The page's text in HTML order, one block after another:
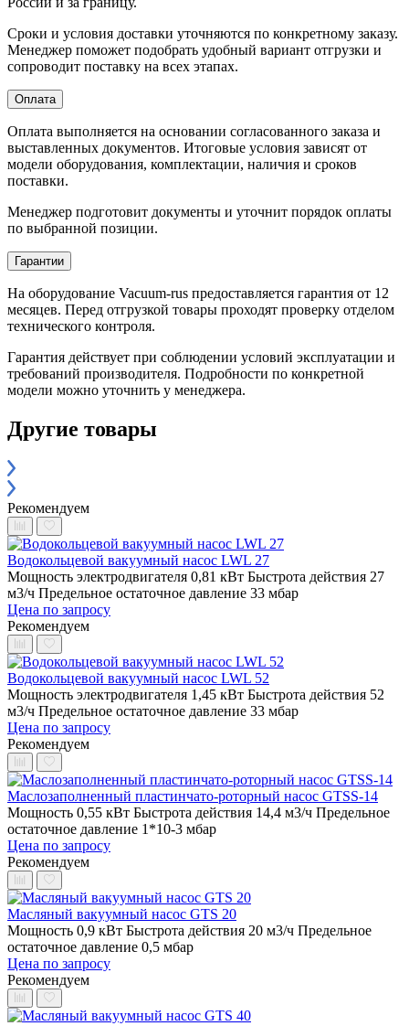
Сроки и условия доставки уточняются по конкретному заказу.
Менеджер поможет подобрать удобный вариант отгрузки и
сопроводит поставку на всех этапах.
Оплата
Оплата выполняется на основании согласованного заказа и
выставленных документов. Итоговые условия зависят от
модели оборудования, комплектации, наличия и сроков
поставки.
Менеджер подготовит документы и уточнит порядок оплаты
по выбранной позиции.
Гарантии
На оборудование Vacuum-rus предоставляется гарантия от 12
месяцев. Перед отгрузкой товары проходят проверку отделом
технического контроля.
Гарантия действует при соблюдении условий эксплуатации и
требований производителя. Подробности по конкретной
модели можно уточнить у менеджера.
Другие товары
Рекомендуем
Водокольцевой вакуумный насос LWL 27
Мощность электродвигателя 0,81 кВт Быстрота действия 27
м3/ч Предельное остаточное давление 33 мбар
Цена по запросу
Рекомендуем
Водокольцевой вакуумный насос LWL 52
Мощность электродвигателя 1,45 кВт Быстрота действия 52
м3/ч Предельное остаточное давление 33 мбар
Цена по запросу
Рекомендуем
Маслозаполненный пластинчато-роторный насос GTSS-14
Мощность 0,55 кВт Быстрота действия 14,4 м3/ч Предельное
остаточное давление 1*10-3 мбар
Цена по запросу
Рекомендуем
Масляный вакуумный насос GTS 20
Мощность 0,9 кВт Быстрота действия 20 м3/ч Предельное
остаточное давление 0,5 мбар
Цена по запросу
Рекомендуем